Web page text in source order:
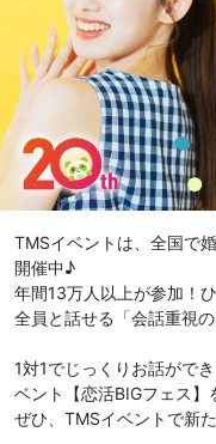
TMSイベントは、全国で
開催中♪
年間13万人以上が参加！
全員と話せる「会話重視
1対1でじっくりお話がで
ベント【恋活BIGフェス】
ぜひ、TMSイベントで新